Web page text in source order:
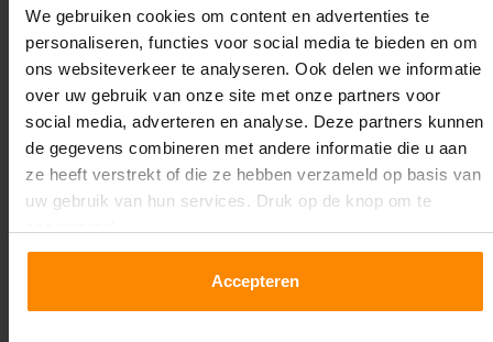
We gebruiken cookies om content en advertenties te
personaliseren, functies voor social media te bieden en om
ons websiteverkeer te analyseren. Ook delen we informatie
over uw gebruik van onze site met onze partners voor
social media, adverteren en analyse. Deze partners kunnen
de gegevens combineren met andere informatie die u aan
ze heeft verstrekt of die ze hebben verzameld op basis van
uw gebruik van hun services. Druk op de knop om te
Accepteren
Laat ons het doen!